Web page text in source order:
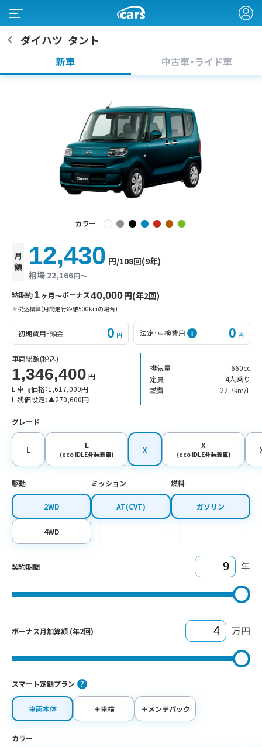
ダイハツ タント
新車 中古車・ライド車
カラー
月
額
相場 22,166円〜
12,430 円/108回(9年)
納期約1ヶ月〜ボーナス40,000円(年2回)
※税込概算(月間走行距離500kmの場合)
初期費用･頭金 0 円 法定･車検費用 0 円
車両総額(税込)
1,346,400 円
L 車両価格：1,617,000円
L 残価設定：▲270,600円
排気量
660cc
定員
4人乗り
燃費
22.7km/L
グレード
L L
(eco IDLE非装着車) X X
(eco IDLE非装着車)
駆動
2WD
4WD
ミッション
AT(CVT)
燃料
ガソリン
契約期間 年
ボーナス月加算額 (年2回) 万円
スマート定額プラン
車両本体 ＋車検 ＋メンテパック
カラー